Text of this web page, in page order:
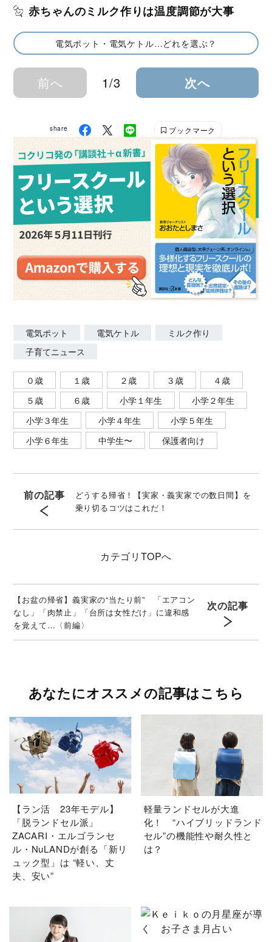
赤ちゃんのミルク作りは温度調節が大事
電気ポット・電気ケトル…どれを選ぶ？
前へ 1/3 次へ
share ブックマーク
電気ポット 電気ケトル
ミルク作り
子育てニュース
０歳 １歳 ２歳 ３歳
４歳
５歳
６歳 小学１年生
小学２年生
小学３年生
小学４年生
小学５年生
小学６年生
中学生〜 保護者向け
前の記事
どうする帰省！【実家・義実家での数日間】を
乗り切るコツはこれだ！
カテゴリ TOPへ
【お盆の帰省】義実家の“当たり前” 「エアコン
なし」「肉禁止」「台所は女性だけ」に違和感
を覚えて…〈前編〉
次の記事
あなたにオススメの記事はこちら
【ラン活 23年モデル】
「脱ランドセル派」
ZACARI・エルゴランセ
ル・NuLANDが創る「新リ
ュック型」は “軽い、丈
夫、安い”
軽量ランドセルが大進
化！ “ハイブリッドランド
セル”の機能性や耐久性と
は？